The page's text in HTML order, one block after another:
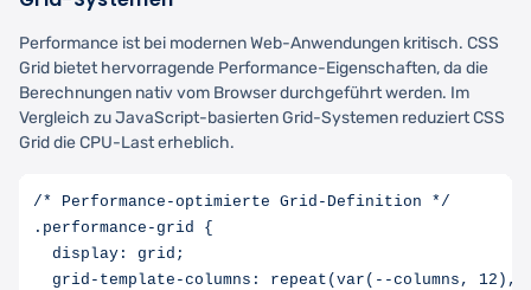
Performance ist bei modernen Web-Anwendungen kritisch. CSS
Grid bietet hervorragende Performance-Eigenschaften, da die
Berechnungen nativ vom Browser durchgeführt werden. Im
Vergleich zu JavaScript-basierten Grid-Systemen reduziert CSS
Grid die CPU-Last erheblich.
/* Performance-optimierte Grid-Definition */
.performance-grid {
  display: grid;
grid-template-columns: repeat(var(--columns, 12),